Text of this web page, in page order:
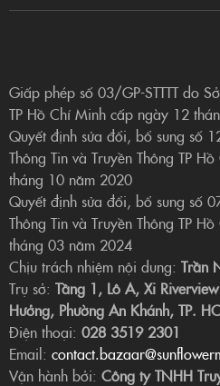
Giấp phép số 03/GP-STTTT do
TP Hồ Chí Minh cấp ngày 12
Quyết định sửa đổi, bổ sung số
Thông Tin và Truyền Thông TP
tháng 10 năm 2020
Quyết định sửa đổi, bổ sung số
Thông Tin và Truyền Thông TP
tháng 03 năm 2024
Chịu trách nhiệm nội dung: Trần
Trụ sở: Tầng 1, Lô A, Xi
Hưởng, Phường An Khánh, TP.
Điện thoại: 028 3519 2301
Email:
Vận hành bởi: Công ty TNHH